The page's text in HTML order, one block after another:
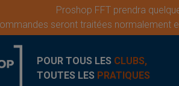
Proshop FFT prendra
seront traitées normalement
POUR TOUS LES CLUBS,
TOUTES LES PRATIQUES